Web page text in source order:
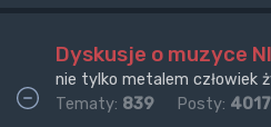
Dyskusje o muzyce
nie tylko metalem człowiek
Tematy: 839 Posty: